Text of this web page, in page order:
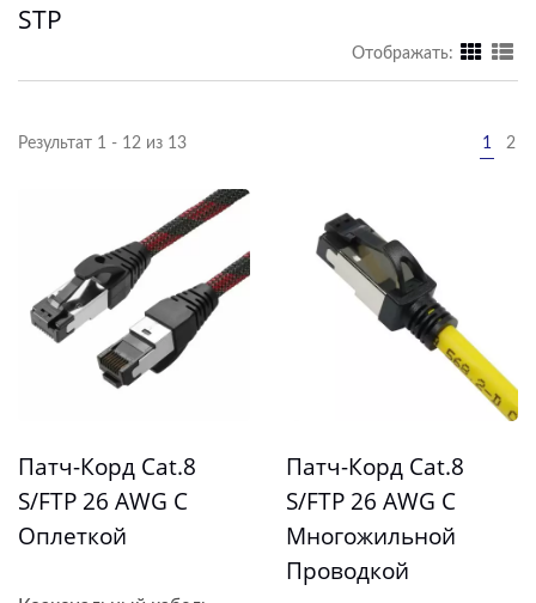
STP
Отображать:
Результат 1 - 12 из 13 1 2
Патч-Корд Cat.8
S/FTP 26 AWG С
Оплеткой
Патч-Корд Cat.8
S/FTP 26 AWG С
Многожильной
Проводкой